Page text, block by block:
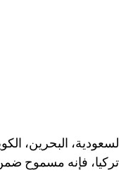
البحرين،
فإنه مسموح